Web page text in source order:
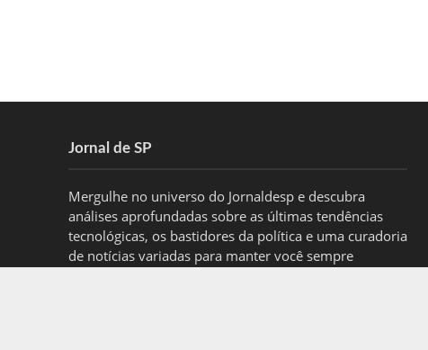
Jornal de SP
Mergulhe no universo do Jornaldesp e descubra
análises aprofundadas sobre as últimas tendências
tecnológicas, os bastidores da política e uma curadoria
de notícias variadas para manter você sempre